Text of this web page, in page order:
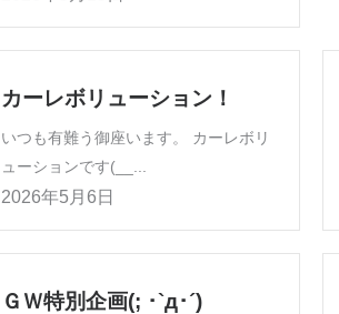
カーレボリューション！
いつも有難う御座います。 カーレボリ
ューションです(__...
2026年5月6日
ＧＷ特別企画(; ･`д･´)